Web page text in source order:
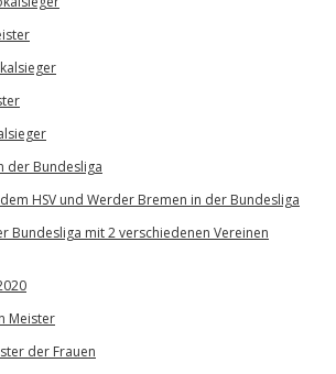
der Bundesliga
HSV und Werder Bremen in der Bundesliga
Bundesliga mit 2 verschiedenen Vereinen
Meister
der Frauen